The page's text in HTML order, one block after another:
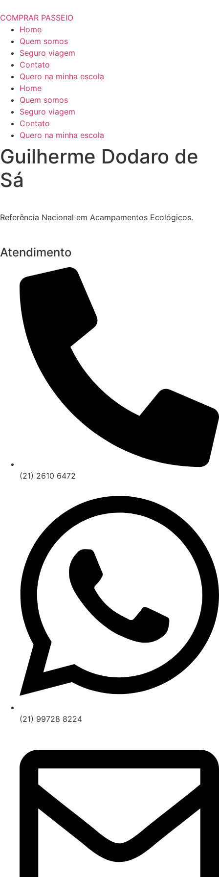
COMPRAR PASSEIO
Home
Quem somos
Seguro viagem
Contato
Quero na minha escola
Home
Quem somos
Seguro viagem
Contato
Quero na minha escola
Guilherme Dodaro de
Sá
Referência Nacional em Acampamentos Ecológicos.
Atendimento
(21) 2610 6472
(21) 99728 8224